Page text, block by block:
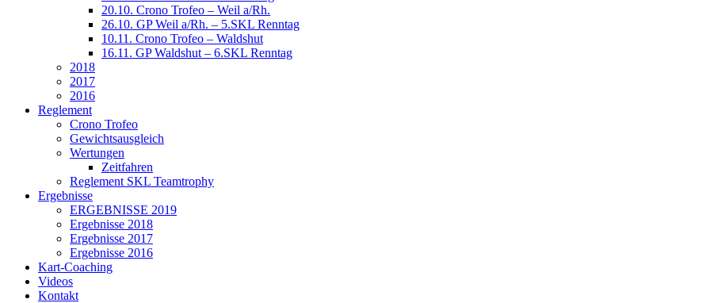
20.10. Crono Trofeo – Weil a/Rh.
26.10. GP Weil a/Rh. – 5.SKL Renntag
10.11. Crono Trofeo – Waldshut
16.11. GP Waldshut – 6.SKL Renntag
2018
2017
2016
Reglement
Crono Trofeo
Gewichtsausgleich
Wertungen
Zeitfahren
Reglement SKL Teamtrophy
Ergebnisse
ERGEBNISSE 2019
Ergebnisse 2018
Ergebnisse 2017
Ergebnisse 2016
Kart-Coaching
Videos
Kontakt